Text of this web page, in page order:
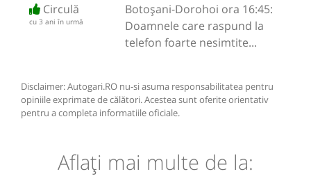
Circulă
cu 3 ani în urmă
Botoșani-Dorohoi ora 16:45:
Doamnele care raspund la
telefon foarte nesimtite...
Disclaimer: Autogari.RO nu-si asuma responsabilitatea pentru
opiniile exprimate de călători. Acestea sunt oferite orientativ
pentru a completa informatiile oficiale.
Aflaţi mai multe de la: